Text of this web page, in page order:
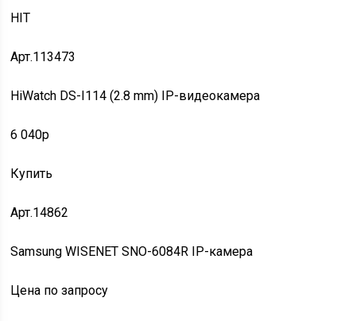
HIT
Арт.113473
HiWatch DS-I114 (2.8 mm) IP-видеокамера
6 040p
Купить
Арт.14862
Samsung WISENET SNO-6084R IP-камера
Цена по запросу